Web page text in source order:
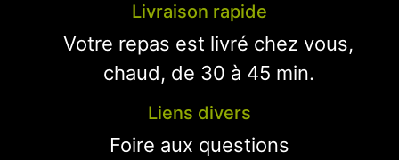
Livraison rapide
Votre repas est livré chez vous,
chaud, de 30 à 45 min.
Liens divers
Foire aux questions